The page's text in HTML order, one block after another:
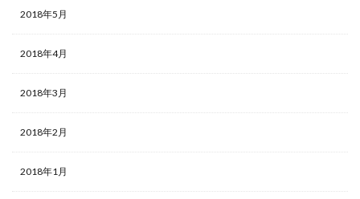
2018年5月
2018年4月
2018年3月
2018年2月
2018年1月